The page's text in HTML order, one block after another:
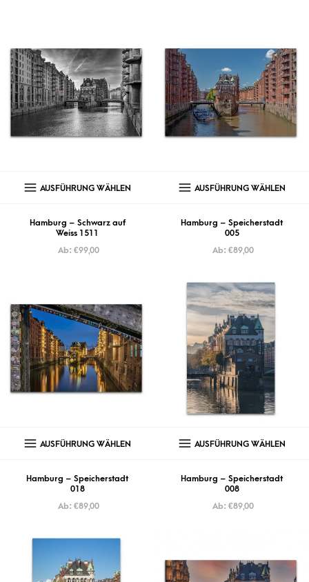
AUSFÜHRUNG WÄHLEN
Hamburg – Schwarz auf
Weiss 1511
Ab: €99,00
AUSFÜHRUNG WÄHLEN
Hamburg – Speicherstadt
005
Ab: €89,00
AUSFÜHRUNG WÄHLEN
Hamburg – Speicherstadt
018
Ab: €89,00
AUSFÜHRUNG WÄHLEN
Hamburg – Speicherstadt
008
Ab: €89,00